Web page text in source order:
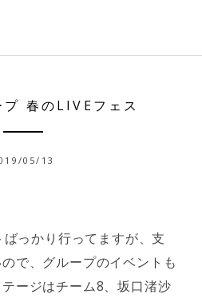
春のLIVEフェス
05/13
っかり行ってますが、支
で、グループのイベントも
ージはチーム8、坂口渚沙